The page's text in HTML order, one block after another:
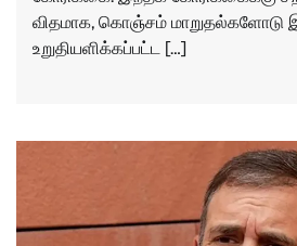
விதமாக, கொஞ்சம் மாறுதல்களோடு
உறுதியளிக்கப்பட்ட […]